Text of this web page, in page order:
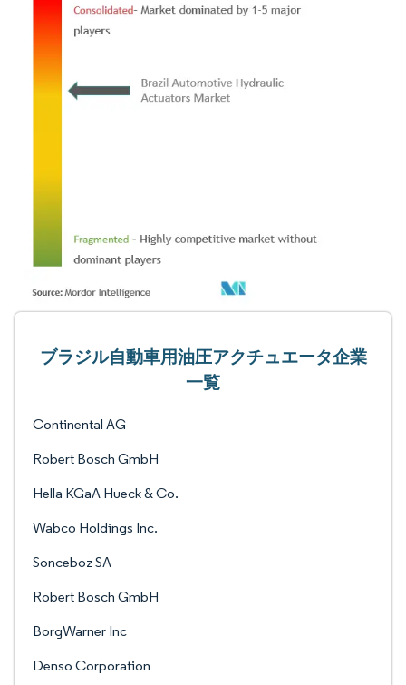
ブラジル自動車用油圧アクチュエータ企業
一覧
Continental AG
Robert Bosch GmbH
Hella KGaA Hueck & Co.
Wabco Holdings Inc.
Sonceboz SA
Robert Bosch GmbH
BorgWarner Inc
Denso Corporation